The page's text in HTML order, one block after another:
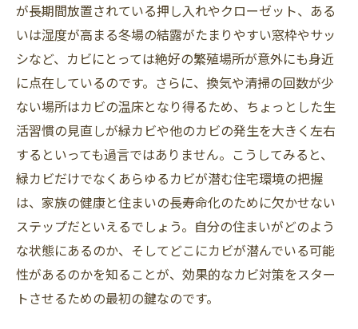
が長期間放置されている押し入れやクローゼット、ある
いは湿度が高まる冬場の結露がたまりやすい窓枠やサッ
シなど、カビにとっては絶好の繁殖場所が意外にも身近
に点在しているのです。さらに、換気や清掃の回数が少
ない場所はカビの温床となり得るため、ちょっとした生
活習慣の見直しが緑カビや他のカビの発生を大きく左右
するといっても過言ではありません。こうしてみると、
緑カビだけでなくあらゆるカビが潜む住宅環境の把握
は、家族の健康と住まいの長寿命化のために欠かせない
ステップだといえるでしょう。自分の住まいがどのよう
な状態にあるのか、そしてどこにカビが潜んでいる可能
性があるのかを知ることが、効果的なカビ対策をスター
トさせるための最初の鍵なのです。